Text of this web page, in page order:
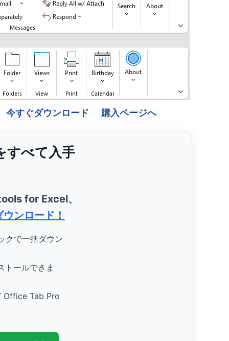
今すぐダウンロード 購入ページへ
すべて入手
for Excel、
ンロード！
クで一括ダウン
トールできま
Office Tab Pro